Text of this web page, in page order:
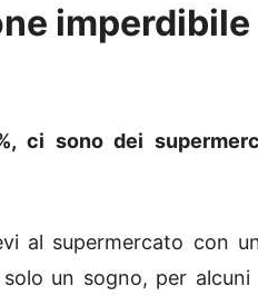
imperdibile
ci sono dei
al supermercato con
un sogno, per